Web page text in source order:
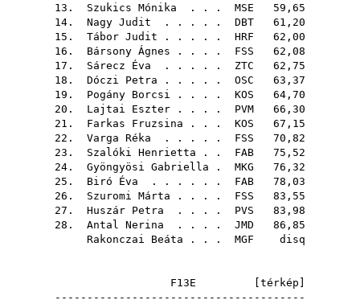
13. Szukics Mónika . . . MSE 59,65
14. Nagy Judit . . . . . DBT 61,20
15. Tábor Judit . . . . . HRF 62,00
16. Bársony Ágnes . . . . FSS 62,08
17. Sárecz Éva . . . . . ZTC 62,75
18. Dóczi Petra . . . . . OSC 63,37
19. Pogány Borcsi . . . . KOS 64,70
20. Lajtai Eszter . . . . PVM 66,30
21. Farkas Fruzsina . . . KOS 67,15
22. Varga Réka . . . . . FSS 70,82
23. Szalóki Henrietta . . FAB 75,52
24. Gyöngyösi Gabriella . MKG 76,32
25. Biró Éva . . . . . . FAB 78,03
26. Szuromi Márta . . . . FSS 83,55
27. Huszár Petra . . . . PVS 83,98
28. Antal Nerina . . . . JMD 86,85
Rakonczai Beáta . . . MGF disq
F13E [ térkép
---------------------------------------